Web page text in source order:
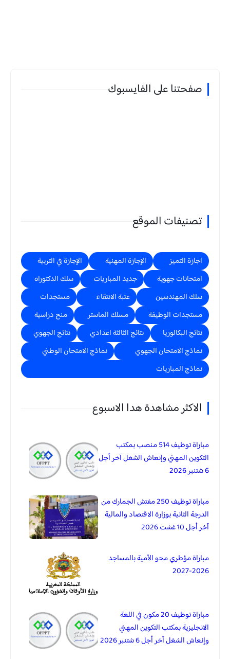
صفحتنا على الفايسبوك
تصنيفات الموقع
اجازة التميز الإجازة المهنية
الإجازة في التربية
امتحانات جهوية
جديد المباريات
سلك الدكتوراه
سلك المهندسين
عتبة الانتقاء
مستجدات
مستجدات الوظيفة
مسلك الماستر
منح دراسية
نتائج البكالوريا
نتائج الثالثة اعدادي
نتائج الجهوي
نماذج الامتحان الجهوي
نماذج الامتحان الوطني
نماذج المباريات
الاكثر مشاهدة هدا الاسبوع
مباراة توظيف 514 منصب بمكتب
التكوين المهني وإنعاش الشغل آخر أجل
6 شتنبر 2026
مباراة توظيف 250 مفتش الجمارك من
الدرجة الثانية بوزارة الاقتصاد والمالية
آخر أجل 10 غشت 2026
مباراة مؤطري محو الأمية بالمساجد
2026-2027
مباراة توظيف 20 مكون في اللغة
الانجليزية بمكتب التكوين المهني
وإنعاش الشغل آخر أجل 6 شتنبر 2026